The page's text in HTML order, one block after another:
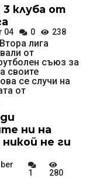
клуба от
04 0 238
лига
от
съюз за
своите
се случи на
от
ни на
не ги
1 280